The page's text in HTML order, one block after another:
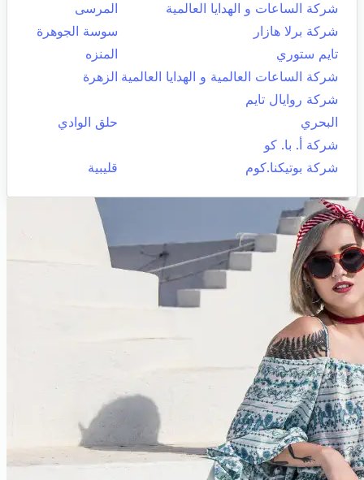
شركة الساعات و الهدايا العالمية
المرسى
شركة برلا هازار
سوسة الجوهرة
تايم ستوري
المنزه
شركة الساعات العالمية و الهدايا العالمية الزهرة
شركة روايال تايم
البحري
حلق الوادي
شركة أ. با. كو
شركة بوتيكنا.كوم
قليبية